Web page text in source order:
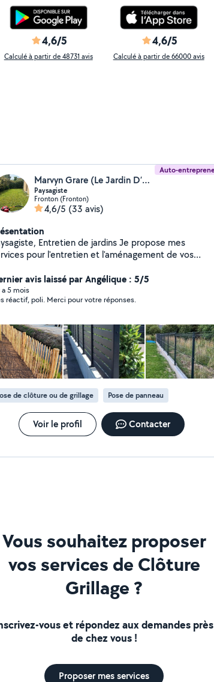
4,6/5
Calculé à partir de 48731 avis
4,6/5
Calculé à partir de 66000 avis
Auto-
Marvyn Grare (Le Jardin D’Eden)
Paysagiste
Fronton (Fronton)
4,6/5 (33 avis)
Entretien de jardins Je propose mes
pour l'entretien et l'aménagement de vos
adapté. Tonte Taille de haies Débroussaillage
Entretien de jardin Devis rapide Travail
votre secteur N'hésitez pas à
avis laissé par Angélique : 5/5
a 5 mois
très réactif, poli. Merci pour votre réponses.
de clôture ou de grillage Pose de panneau
Voir le profil Contacter
Vous souhaitez proposer
vos services de Clôture
Grillage ?
vous et répondez aux demandes près
de chez vous !
Proposer mes services